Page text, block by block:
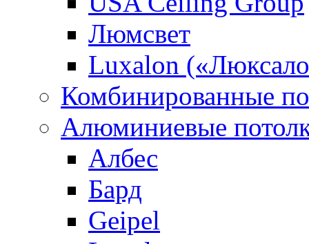
Люмсвет
Luxalon
Комбинированные
Алюминиевые
Албес
Бард
Geipel